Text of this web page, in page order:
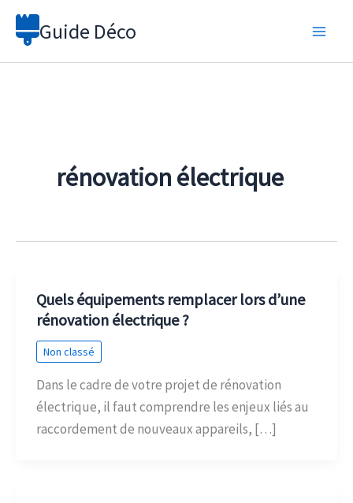
Aller
Guide Déco
rénovation électrique
Quels équipements remplacer lors d’une
rénovation électrique ?
Non classé
Dans le cadre de votre projet de rénovation
électrique, il faut comprendre les enjeux liés au
raccordement de nouveaux appareils, […]